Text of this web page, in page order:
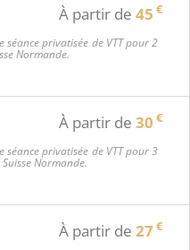
À partir de 45 €
privatisée de VTT pour 2
Normande.
À partir de 30 €
privatisée de VTT pour 3
Normande.
À partir de 27€